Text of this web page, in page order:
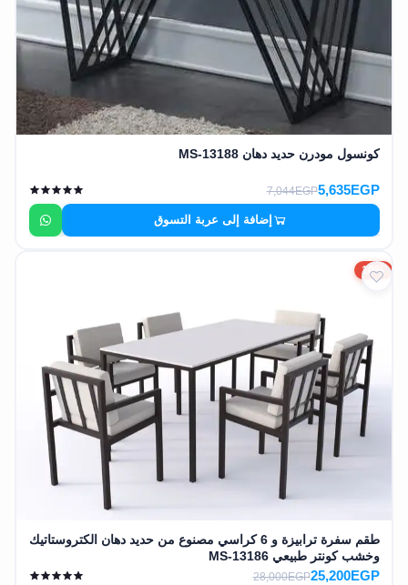
كونسول مودرن حديد دهان MS-13188
5,635EGP
7,044EGP
إضافة إلى عربة التسوق
10%
طقم سفرة ترابيزة و 6 كراسي مصنوع من حديد دهان الكتروستاتيك
وخشب كونتر طبيعي MS-13186
25,200EGP
28,000EGP